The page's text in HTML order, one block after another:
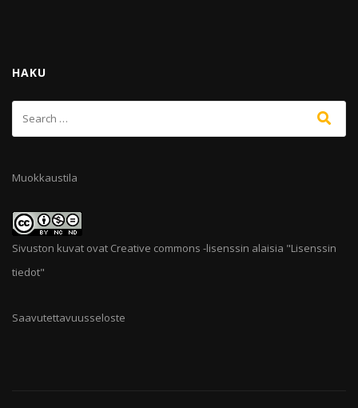
HAKU
Muokkaustila
Sivuston kuvat ovat Creative commons -lisenssin alaisia "Lisenssin
tiedot"
Saavutettavuusseloste